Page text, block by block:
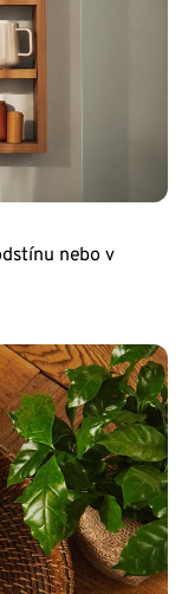
nebo v